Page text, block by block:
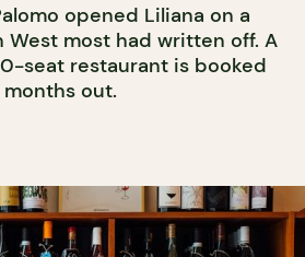
opened Liliana on a
most had written off. A
seat restaurant is booked
months out.